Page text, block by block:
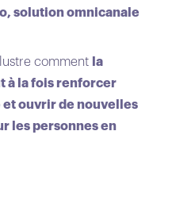
solution omnicanale
comment la
à la fois renforcer
et ouvrir de nouvelles
les personnes en